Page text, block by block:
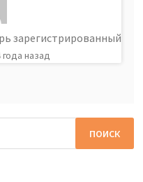
зарегистрированный
года назад